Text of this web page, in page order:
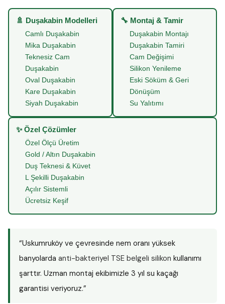
🚿 Duşakabin Modelleri
Camlı Duşakabin
Mika Duşakabin
Teknesiz Cam
Duşakabin
Oval Duşakabin
Kare Duşakabin
Siyah Duşakabin
🔧 Montaj & Tamir
Duşakabin Montajı
Duşakabin Tamiri
Cam Değişimi
Silikon Yenileme
Eski Söküm & Geri
Dönüşüm
Su Yalıtımı
✨ Özel Çözümler
Özel Ölçü Üretim
Gold / Altın Duşakabin
Duş Teknesi & Küvet
L Şekilli Duşakabin
Açılır Sistemli
Ücretsiz Keşif
“Uskumruköy ve çevresinde nem oranı yüksek
banyolarda anti-bakteriyel TSE belgeli silikon kullanımı
şarttır. Uzman montaj ekibimizle 3 yıl su kaçağı
garantisi veriyoruz.”